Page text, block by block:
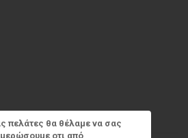
πελάτες θα θέλαμε να σας
οτι από